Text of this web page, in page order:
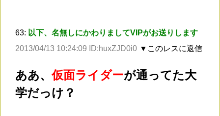
63: 以下、名無しにかわりましてVIPがお送りします
2013/04/13 10:24:09 ID:huxZJD0i0 ▼このレスに返信
ああ、仮面ライダーが通ってた大
学だっけ？